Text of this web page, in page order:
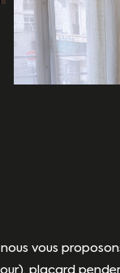
vous
placard